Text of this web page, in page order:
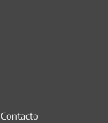
Contacto